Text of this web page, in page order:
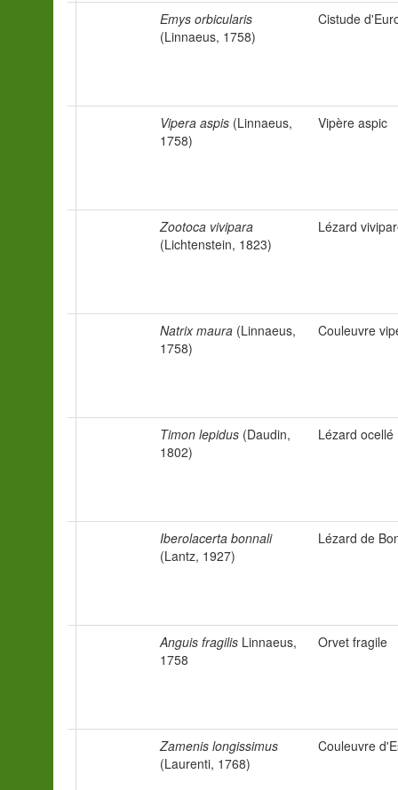
Emys orbicularis
(Linnaeus, 1758)
Cistude
Vipera aspis (Linnaeus,
1758)
Vipère aspic
Zootoca vivipara
(Lichtenstein, 1823)
Lézard
Natrix maura (Linnaeus,
1758)
Couleuvre
Timon lepidus (Daudin,
1802)
Lézard ocellé
Iberolacerta bonnali
(Lantz, 1927)
Lézard de
Anguis fragilis Linnaeus,
1758
Orvet fragile
Zamenis longissimus
(Laurenti, 1768)
Couleuvre